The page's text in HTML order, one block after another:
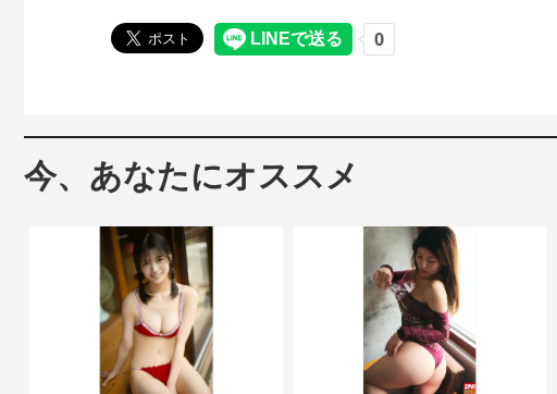
今、あなたにオススメ